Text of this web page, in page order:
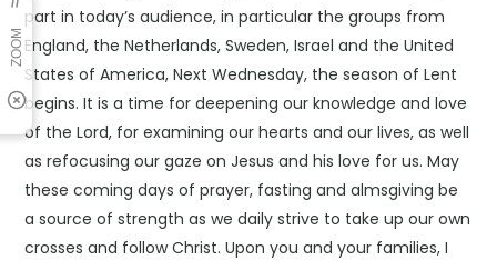
part in today’s audience, in particular the groups from
England, the Netherlands, Sweden, Israel and the United
States of America, Next Wednesday, the season of Lent
begins. It is a time for deepening our knowledge and love
of the Lord, for examining our hearts and our lives, as well
as refocusing our gaze on Jesus and his love for us. May
these coming days of prayer, fasting and almsgiving be
a source of strength as we daily strive to take up our own
crosses and follow Christ. Upon you and your families, I